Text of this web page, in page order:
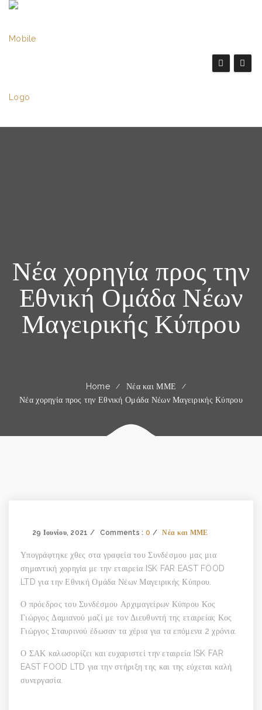
Νέα χορηγία προς την
Εθνική Ομάδα Νέων
Μαγειρικής Κύπρου
Home
Νέα και ΜΜΕ
Νέα χορηγία προς την Εθνική Ομάδα Νέων Μαγειρικής Κύπρου
29 Ιουνίου, 2021 Comments : 0 Νέα και ΜΜΕ
Υπογράφτηκε χθες στα γραφεία του Συνδέσμου μας μια
σημαντική χορηγία με την εταιρεία ISK FAR EAST FOOD
LTD για την Εθνική Ομάδα Νέων Μαγειρικής Κύπρου.
Ο πρόεδρος του Συνδέσμου Αρχιμαγείρων Κύπρου Κος
Γιώργος Δαμιανού μαζί με τον Διευθυντή της εταιρείας Κος
Γιώργος Σταυρινού έδωσαν τα χέρια για τα επόμενα 2 χρόνια.
Ο ΣΑΚ καλωσορίζει και ευχαριστεί την εταιρεία ISK FAR
EAST FOOD LTD για την στήριξη της και της εύχεται καλή
συνεργασία.